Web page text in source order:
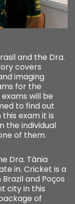
and the Dra.
covers
imaging
for the
will be
to find out
exam it is
the individual
of them.
Dra. Tânia
in. Cricket is a
and Poços
city in this
of